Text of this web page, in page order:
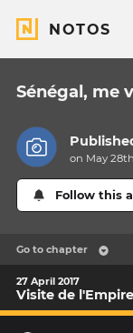
NOTOS
Sénégal, me
on May
Follow this
Go to chapter
27 April 2017
Visite de